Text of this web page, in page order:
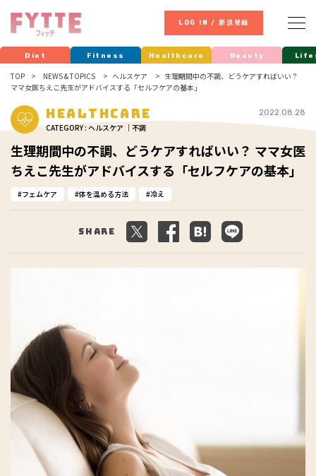
LOG IN / 新規登録
Diet Fitness Healthcare Beauty
TOP NEWS & TOPICS ヘルスケア
生理期間中の不調、どうケアすればいい？
ママ女医ちえこ先生がアドバイスする「セルフケアの基本」
Healthcare
CATEGORY : ヘルスケア ｜不調
2022.08.28
生理期間中の不調、どうケアすればいい？ ママ女医
ちえこ先生がアドバイスする「セルフケアの基本」
フェムケア 体を温める方法 冷え
Share